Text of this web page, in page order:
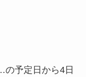
予定日から4日